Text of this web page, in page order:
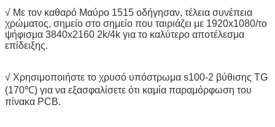
√ Με τον καθαρό Μαύρο 1515 οδήγησαν, τέλεια συνέπεια
χρώματος, σημείο στο σημείο που ταιριάζει με 1920x1080/το
ψήφισμα 3840x2160 2k/4k για το καλύτερο αποτέλεσμα
επίδειξης.
√ Χρησιμοποιήστε το χρυσό υπόστρωμα s100-2 βύθισης TG
(170℃) για να εξασφαλίσετε ότι καμία παραμόρφωση του
πίνακα PCB.